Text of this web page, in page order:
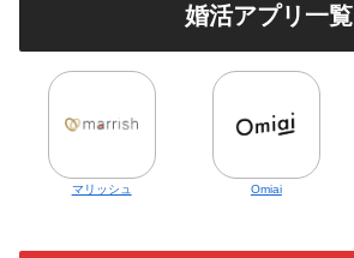
婚活アプリ一覧
マリッシュ Omiai